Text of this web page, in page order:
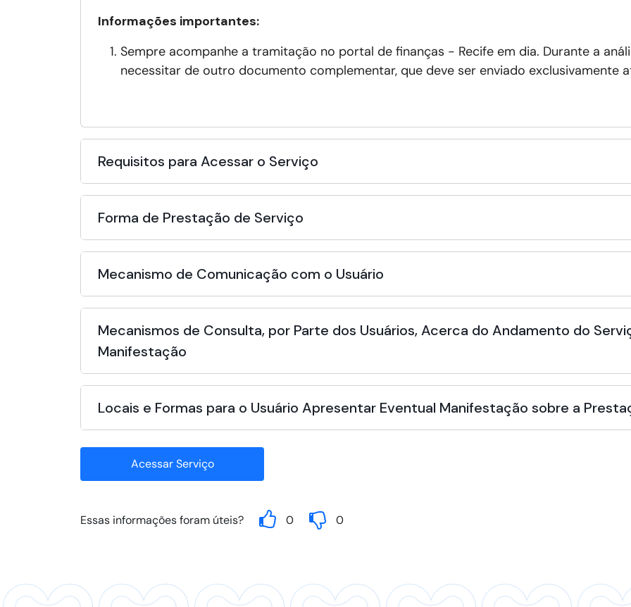
Informações importantes:
Sempre acompanhe a tramitação no portal de finanças - Recife em dia. Durante a
necessitar de outro documento complementar, que deve ser enviado exclusivamente
Requisitos para Acessar o Serviço
Forma de Prestação de Serviço
Mecanismo de Comunicação com o Usuário
Mecanismos de Consulta, por Parte dos Usuários, Acerca do Andamento do
Manifestação
Locais e Formas para o Usuário Apresentar Eventual Manifestação sobre a
Acessar Serviço
Essas informações foram úteis? 0 0